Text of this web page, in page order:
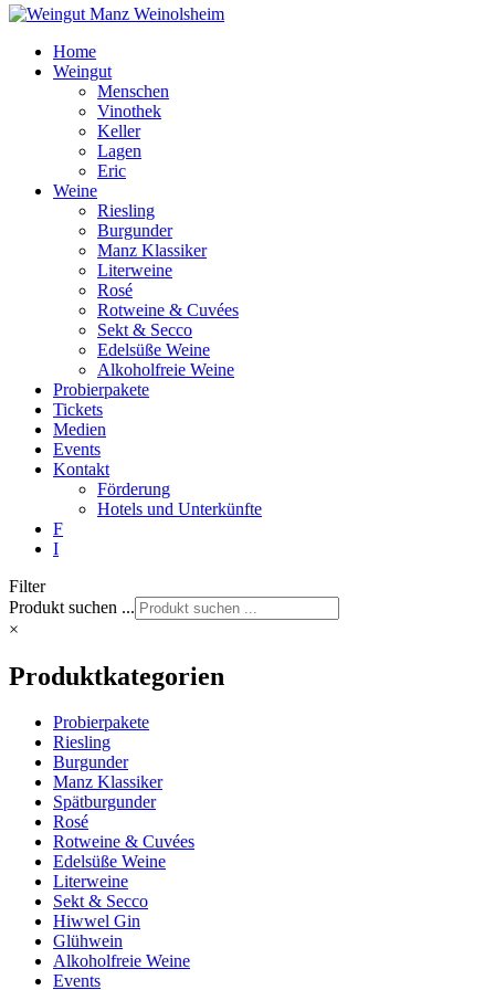
Home
Weingut
Menschen
Vinothek
Keller
Lagen
Eric
Weine
Riesling
Burgunder
Manz Klassiker
Literweine
Rosé
Rotweine & Cuvées
Sekt & Secco
Edelsüße Weine
Alkoholfreie Weine
Probierpakete
Tickets
Medien
Events
Kontakt
Förderung
Hotels und Unterkünfte
F
I
Filter
Produkt suchen ...
×
Produktkategorien
Probierpakete
Riesling
Burgunder
Manz Klassiker
Spätburgunder
Rosé
Rotweine & Cuvées
Edelsüße Weine
Literweine
Sekt & Secco
Hiwwel Gin
Glühwein
Alkoholfreie Weine
Events